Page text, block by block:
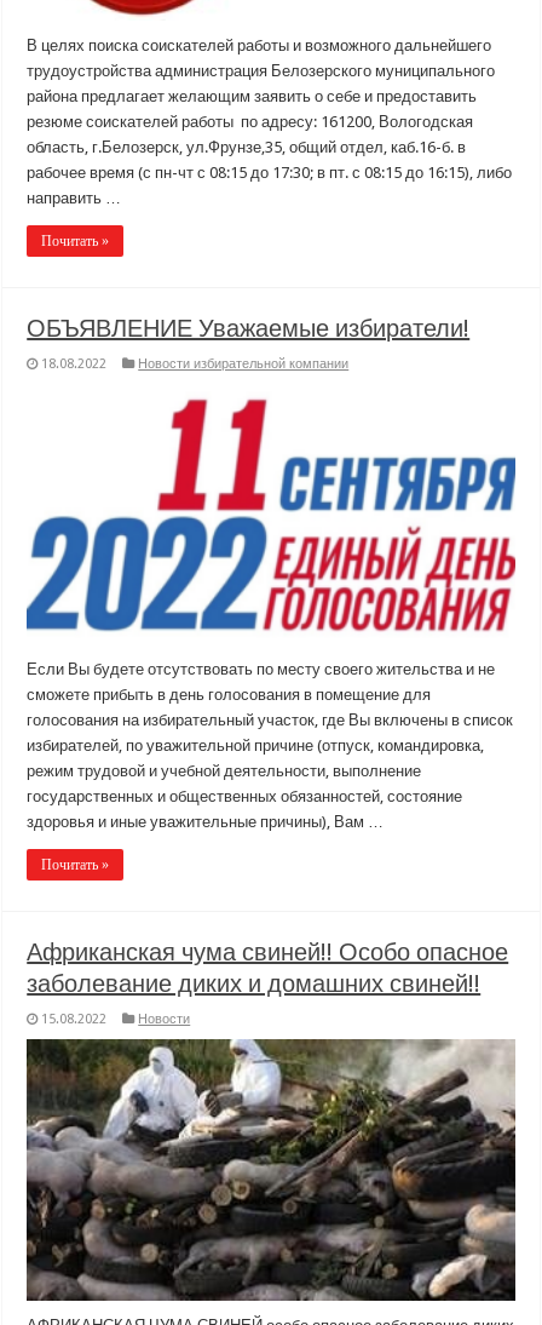
В целях поиска соискателей работы и возможного дальнейшего
трудоустройства администрация Белозерского муниципального
района предлагает желающим заявить о себе и предоставить
резюме соискателей работы по адресу: 161200, Вологодская
область, г.Белозерск, ул.Фрунзе,35, общий отдел, каб.16-б. в
рабочее время (с пн-чт с 08:15 до 17:30; в пт. с 08:15 до 16:15), либо
направить …
Почитать »
ОБЪЯВЛЕНИЕ Уважаемые избиратели!
18.08.2022 Новости избирательной компании
Если Вы будете отсутствовать по месту своего жительства и не
сможете прибыть в день голосования в помещение для
голосования на избирательный участок, где Вы включены в список
избирателей, по уважительной причине (отпуск, командировка,
режим трудовой и учебной деятельности, выполнение
государственных и общественных обязанностей, состояние
здоровья и иные уважительные причины), Вам …
Почитать »
Африканская чума свиней!! Особо опасное
заболевание диких и домашних свиней!!
15.08.2022 Новости